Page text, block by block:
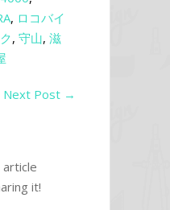
, ロコバイ
, 守山, 滋
Next Post →
it!